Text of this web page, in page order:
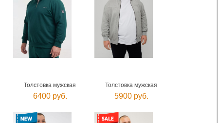
Толстовка мужская
6400 руб.
Толстовка мужская
5900 руб.